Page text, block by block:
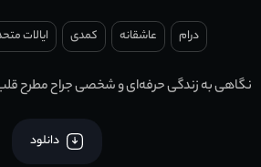
درام عاشقانه کمدی ایالات
نگاهی به زندگی حرفه‌ای و شخصی جراح مطرح
دانلود